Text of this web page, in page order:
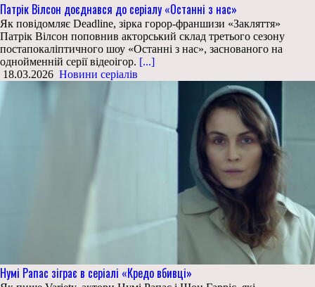
Патрік Вілсон доєднався до серіалу «Останні з нас»
Як повідомляє Deadline, зірка горор-франшизи «Закляття»
Патрік Вілсон поповнив акторський склад третього сезону
постапокаліптичного шоу «Останні з нас», заснованого на
однойменній серії відеоігор. [...]
18.03.2026 Новини серіалів
Нумі Рапас зіграє в серіалі «Кредо вбивці»